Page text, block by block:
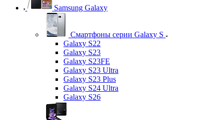
Samsung Galaxy
Смартфоны серии Galaxy S
Galaxy S22
Galaxy S23
Galaxy S23FE
Galaxy S23 Ultra
Galaxy S23 Plus
Galaxy S24 Ultra
Galaxy S26